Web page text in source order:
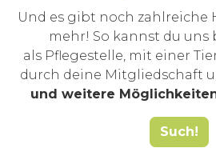
Und es gibt noch zahlreiche
mehr! So kannst du uns
als Pflegestelle, mit einer
durch deine Mitgliedschaft
und weitere
Such!